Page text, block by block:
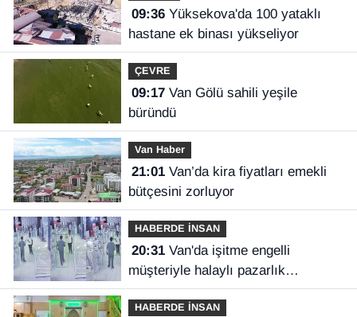
09:36Yüksekova'da 100 yataklı
hastane ek binası yükseliyor
ÇEVRE
09:17Van Gölü sahili yeşile
büründü
Van Haber
21:01Van’da kira fiyatları emekli
bütçesini zorluyor
HABERDE İNSAN
20:31Van'da işitme engelli
müşteriyle halaylı pazarlık
gülümsetti
HABERDE İNSAN